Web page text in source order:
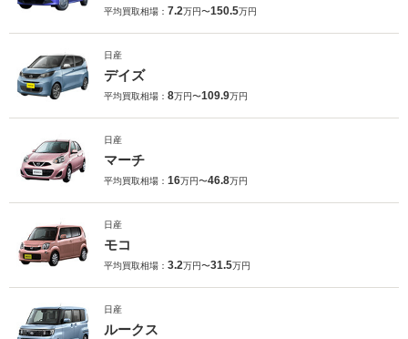
平均買取相場： 7.2万円〜150.5万円
日産
デイズ
平均買取相場： 8万円〜109.9万円
日産
マーチ
平均買取相場： 16万円〜46.8万円
日産
モコ
平均買取相場： 3.2万円〜31.5万円
日産
ルークス